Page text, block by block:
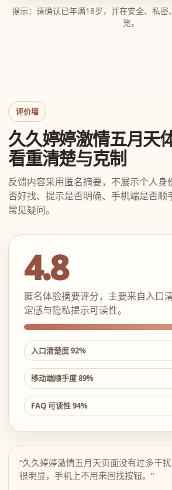
提示：请确认已年满18岁，并在安全、私密
览。
评价墙
久久婷婷激情五月天
看重清楚与克制
反馈内容采用匿名摘要，不展示个人身
否好找、提示是否明确、手机端是否顺
常见疑问。
4.8
匿名体验摘要评分，主要来自入口
定感与隐私提示可读性。
入口清楚度 92%
移动端顺手度 89%
FAQ 可读性 94%
“久久婷婷激情五月天页面没有过多干
很明显，手机上不用来回找按钮。”